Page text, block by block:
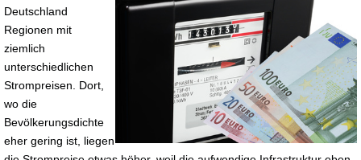
Deutschland
Regionen mit
ziemlich
unterschiedlichen
Strompreisen. Dort,
wo die
Bevölkerungsdichte
eher gering ist, liegen